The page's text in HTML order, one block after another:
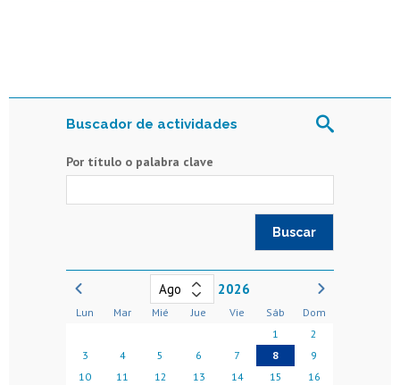
Buscador de actividades
Por título o palabra clave
2026
Lun Mar Mié Jue Vie Sáb
Dom
1
2
3
4 5 6 7 8
9
10
11 12 13 14 15
16